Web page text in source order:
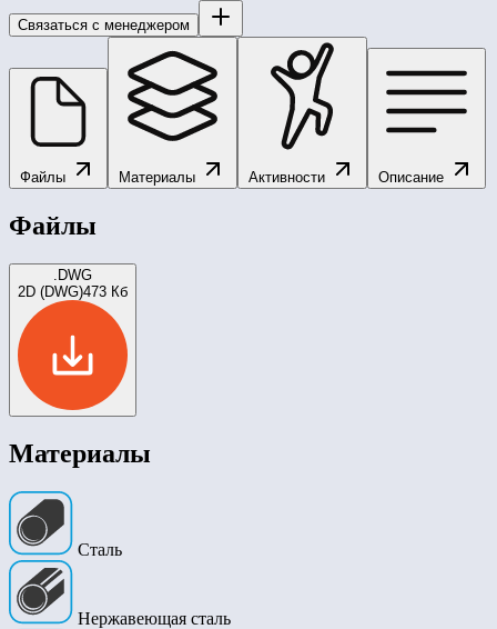
Связаться с менеджером
Файлы Материалы Активности Описание
Файлы
.DWG
2D (DWG)473 Кб
Материалы
Сталь
Нержавеющая сталь